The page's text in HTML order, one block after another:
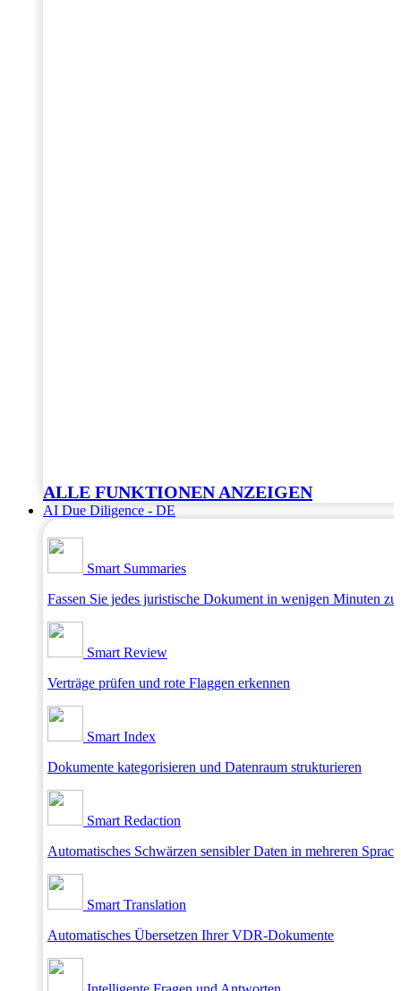
ALLE FUNKTIONEN ANZEIGEN
AI Due Diligence - DE
Smart Summaries
Fassen Sie jedes juristische Dokument in wenigen Minuten
Smart Review
Verträge prüfen und rote Flaggen erkennen
Smart Index
Dokumente kategorisieren und Datenraum strukturieren
Smart Redaction
Automatisches Schwärzen sensibler Daten in mehreren
Smart Translation
Automatisches Übersetzen Ihrer VDR-Dokumente